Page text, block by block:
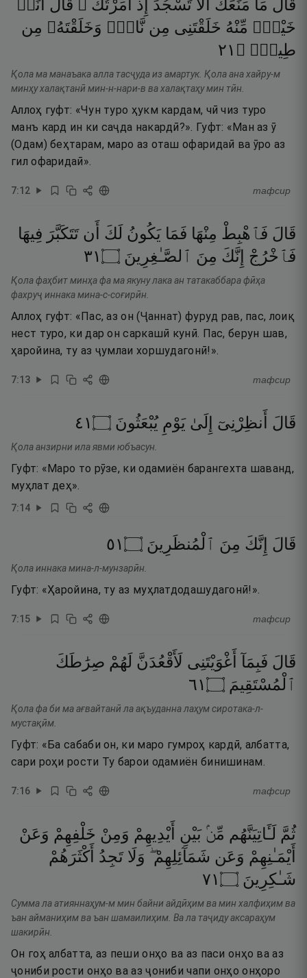
قَالَ مَا مَنَعَكَ أَلَّا تَسْجُدَ إِذْ أَمَرْتُكَ ۖ قَالَ أَنَا۠
خَيْرٌۭ مِّنْهُ خَلَقْتَنِى مِن نَّارٍۢ وَخَلَقْتَهُۥ مِن
طِينٍۢ ۝ ١٢
Қола ма манаъака алла тасҷуда из амартук. Қола ана хайру-м
минҳу халақтанӣ мин-н-нари-в ва халақтаҳу мин тӣн.
Аллоҳ гуфт: «Чун туро ҳукм кардам, чӣ чиз туро
манъ кард ин ки саҷда накардӣ?». Гуфт: «Ман аз ӯ
(Одам) беҳтарам, маро аз оташ офаридаӣ ва ӯро аз
гил офаридаӣ».
7:12 тафсир
قَالَ فَٱهْبِطْ مِنْهَا فَمَا يَكُونُ لَكَ أَن تَتَكَبَّرَ فِيهَا
فَٱخْرُجْ إِنَّكَ مِنَ ٱلصَّـٰغِرِينَ ۝١٣
Қола фаҳбит минҳа фа ма якуну лака ан татакаббара фӣҳа
фахруҷ иннака мина-с-соғирӣн.
Аллоҳ гуфт: «Пас, аз он (Ҷаннат) фуруд рав, пас, лоиқ
нест туро, ки дар он саркашӣ кунӣ. Пас, берун шав,
ҳаройина, ту аз ҷумлаи хоршудагонӣ!».
7:13 тафсир
قَالَ أَنظِرْنِىٓ إِلَىٰ يَوْمِ يُبْعَثُونَ ۝١٤
Қола анзирни ила явми юбъасун.
Гуфт: «Маро то рӯзе, ки одамиён барангехта шаванд,
муҳлат деҳ».
7:14
قَالَ إِنَّكَ مِنَ ٱلْمُنظَرِينَ ۝١٥
Қола иннака мина-л-мунзарӣн.
Гуфт: «Ҳаройина, ту аз муҳлатдодашудагонӣ!».
7:15 тафсир
قَالَ فَبِمَآ أَغْوَيْتَنِى لَأَقْعُدَنَّ لَهُمْ صِرَٰطَكَ
ٱلْمُسْتَقِيمَ ۝١٦
Қола фа би ма ағвайтанӣ ла ақъуданна лаҳум сиротака-л-
мустақӣм.
Гуфт: «Ба сабаби он, ки маро гумроҳ кардӣ, албатта,
сари роҳи рости Ту барои одамиён бинишинам.
7:16 тафсир
ثُمَّ لَـَٔاتِيَنَّهُم مِّنۢ بَيْنِ أَيْدِيهِمْ وَمِنْ خَلْفِهِمْ وَعَنْ
أَيْمَـٰنِهِمْ وَعَن شَمَآئِلِهِمْ ۖ وَلَا تَجِدُ أَكْثَرَهُمْ
شَـٰكِرِينَ ۝١٧
Сумма ла атияннаҳум-м мин байни айдӣҳим ва мин халфиҳим ва
ъан айманиҳим ва ъан шамаилиҳим. Ва ла таҷиду аксараҳум
шакирӣн.
Он гоҳ албатта, аз пеши онҳо ва аз паси онҳо ва аз
ҷониби рости онҳо ва аз ҷониби чапи онҳо онҳоро